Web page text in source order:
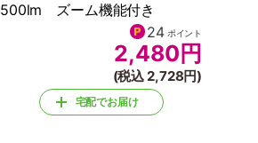
500lm ズーム機能付き
24 ポイント
2,480 円
(税込 2,728円)
宅配でお届け